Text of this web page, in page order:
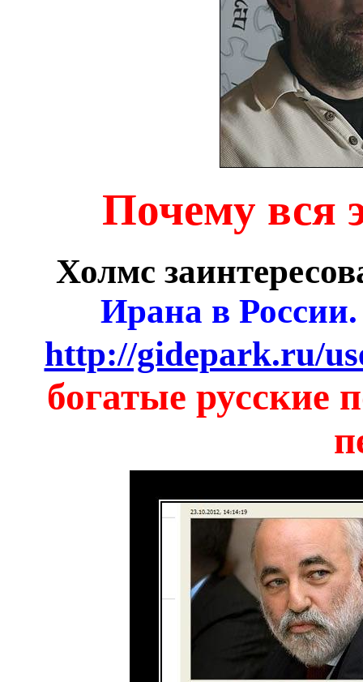
Почему
Холмс
Ирана в
http://gidepark.ru/
богатые русские